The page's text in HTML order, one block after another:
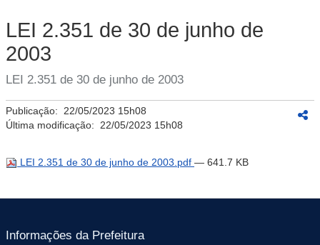
LEI 2.351 de 30 de junho de
2003
LEI 2.351 de 30 de junho de 2003
Publicação: 22/05/2023 15h08
Última modificação: 22/05/2023 15h08
LEI 2.351 de 30 de junho de 2003.pdf — 641.7 KB
Informações da Prefeitura